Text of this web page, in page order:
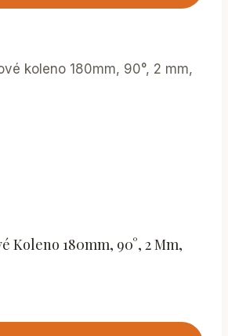
Koleno 180mm, 90°, 2 Mm,